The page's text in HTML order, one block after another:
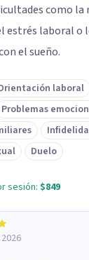
como la
estrés laboral o
el sueño.
laboral
Problemas
Duelo
sesión: $849